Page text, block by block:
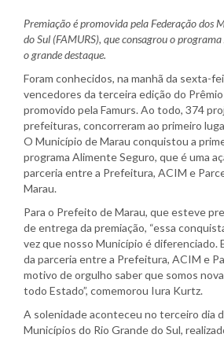
Premiação é promovida pela Federação dos
do Sul (FAMURS), que consagrou o
o grande destaque.
Foram conhecidos, na manhã da sexta-
vencedores da terceira edição do
promovido pela Famurs. Ao todo, 374
prefeituras, concorreram ao primeiro
O Município de Marau conquistou a
programa Alimente Seguro, que é uma
parceria entre a Prefeitura, ACIM e
Marau.
Para o Prefeito de Marau, que esteve
de entrega da premiação, “essa
vez que nosso Município é diferenciado.
da parceria entre a Prefeitura, ACIM e
motivo de orgulho saber que somos
todo Estado”, comemorou Iura Kurtz.
A solenidade aconteceu no terceiro dia
Municípios do Rio Grande do Sul,